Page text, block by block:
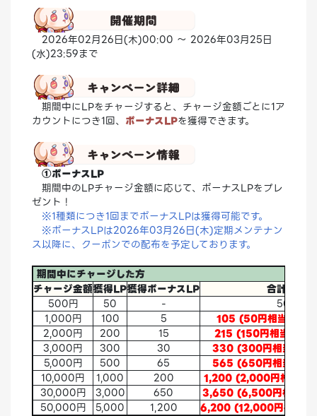
2026年02月26日(木)00:00 ～ 2026年03月25日
(水)23:59まで
期間中にLPをチャージすると、チャージ金額ごとに1ア
カウントにつき1回、 ボーナスLPを獲得できます。
①ボーナスLP
期間中のLPチャージ金額に応じて、ボーナスLPをプレ
ゼント！
※1種類につき1回までボーナスLPは獲得可能です。
※ボーナスLPは2026年03月26日(木)定期メンテナン
ス以降に、クーポンでの配布を予定しております。
期間中にチャージした方
チャージ金額獲得LP獲得ボーナスLP
合計LP
500円
50 -
50
1,000円
100 5
105 (50円相当のボ
2,000円
200 15
215 (150円相当のボ
3,000円
300 30
330 (300円相当のボ
5,000円
500 65
565 (650円相当のボ
10,000円
1,000 200
1,200 (2,000円相当の
30,000円
3,000 650
3,650 (6,500円相当の
50,000円
5,000 1,200
6,200 (12,000円相当の